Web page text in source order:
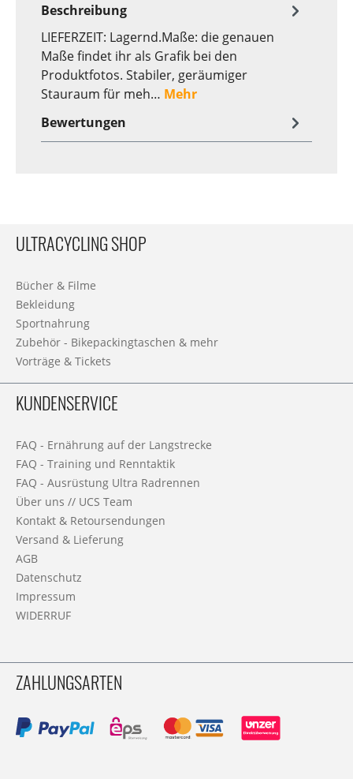
Beschreibung
LIEFERZEIT: Lagernd.Maße: die genauen
Maße findet ihr als Grafik bei den
Produktfotos. Stabiler, geräumiger
Stauraum für meh… Mehr
Bewertungen
ULTRACYCLING SHOP
Bücher & Filme
Bekleidung
Sportnahrung
Zubehör - Bikepackingtaschen & mehr
Vorträge & Tickets
KUNDENSERVICE
FAQ - Ernährung auf der Langstrecke
FAQ - Training und Renntaktik
FAQ - Ausrüstung Ultra Radrennen
Über uns // UCS Team
Kontakt & Retoursendungen
Versand & Lieferung
AGB
Datenschutz
Impressum
WIDERRUF
ZAHLUNGSARTEN